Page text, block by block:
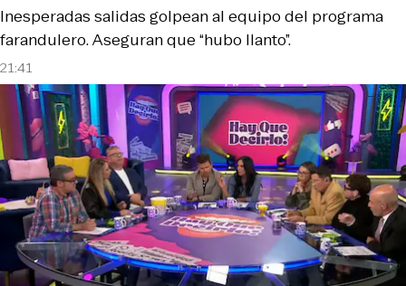
21:41
Inesperadas salidas golpean al equipo del programa
farandulero. Aseguran que “hubo llanto”.